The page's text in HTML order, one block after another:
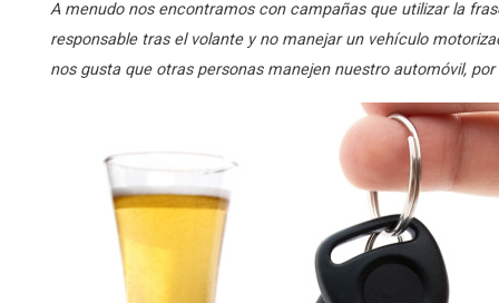
A menudo nos encontramos con campañas que utilizar la
responsable tras el volante y no manejar un vehículo
nos gusta que otras personas manejen nuestro automóvil,